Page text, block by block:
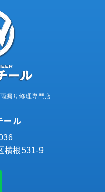
漏り修理専門店
ール
横根531-9